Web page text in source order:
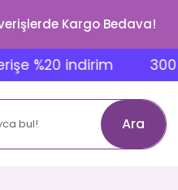
Kargo Bedava!
indirim 300 TL'lik
Ara